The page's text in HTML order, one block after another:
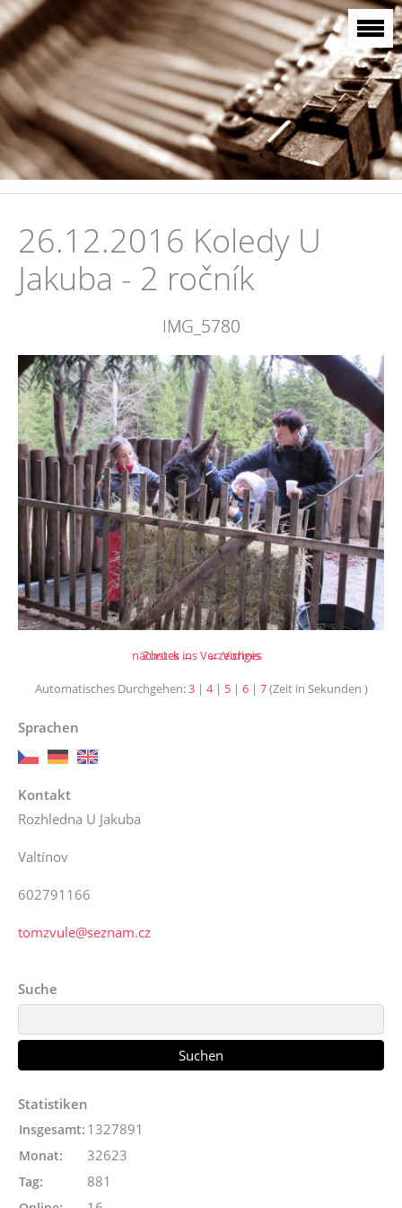
26.12.2016 Koledy U
Jakuba - 2 ročník
IMG_5780
← Voriges
nächstes →
Zurück ins Verzeichnis
Automatisches Durchgehen:3| 4| 5| 6| 7(Zeit in Sekunden )
Sprachen
Kontakt
Rozhledna U Jakuba
Valtínov
602791166
tomzvule@seznam.cz
Suche
Statistiken
Insgesamt: 1327891
Monat: 32623
Tag: 881